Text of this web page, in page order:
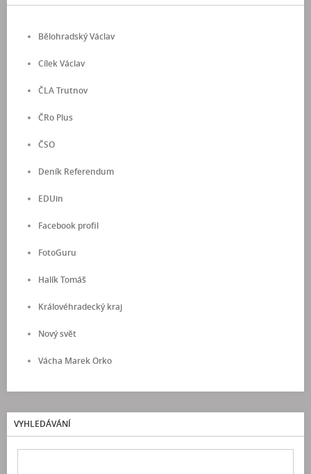
Bělohradský Václav
Cílek Václav
ČLA Trutnov
ČRo Plus
ČSO
Deník Referendum
EDUin
Facebook profil
FotoGuru
Halík Tomáš
Královéhradecký kraj
Nový svět
Vácha Marek Orko
VYHLEDÁVÁNÍ